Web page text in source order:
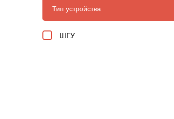
Тип устройства
ШГУ